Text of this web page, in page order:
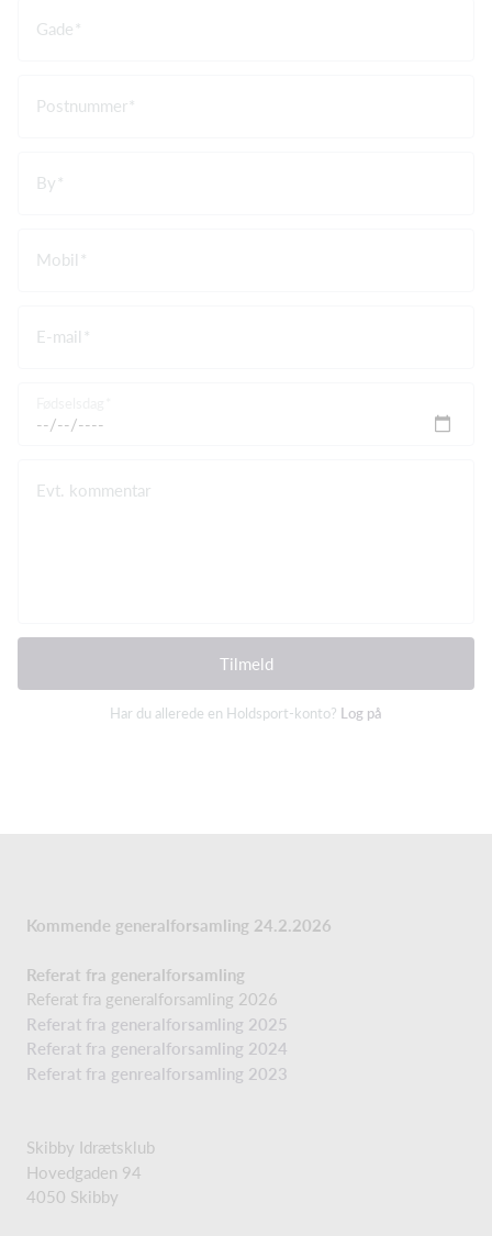
Gade
Postnummer
By
Mobil
E-mail
Evt. kommentar
Tilmeld
Har du allerede en Holdsport-konto? Log på
Kommende generalforsamling 24.2.2026
Referat fra generalforsamling
Referat fra generalforsamling 2026
Referat fra generalforsamling 2025
Referat fra generalforsamling 2024
Referat fra genrealforsamling 2023
Skibby Idrætsklub
Hovedgaden 94
4050 Skibby